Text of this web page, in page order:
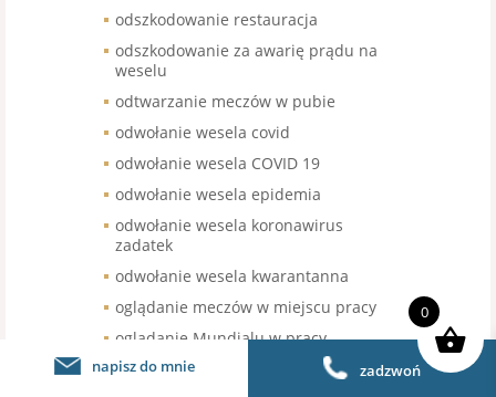
odszkodowanie restauracja
odszkodowanie za awarię prądu na
weselu
odtwarzanie meczów w pubie
odwołanie wesela covid
odwołanie wesela COVID 19
odwołanie wesela epidemia
odwołanie wesela koronawirus
zadatek
odwołanie wesela kwarantanna
oglądanie meczów w miejscu pracy
oglądanie Mundialu w pracy
ogłoszenia o pracę RODO klauzula
napisz do mnie zadzwoń
0